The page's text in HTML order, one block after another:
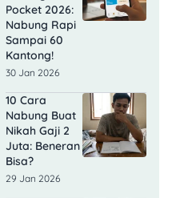
Pocket 2026:
Nabung Rapi
Sampai 60
Kantong!
30 Jan 2026
10 Cara
Nabung Buat
Nikah Gaji 2
Juta: Beneran
Bisa?
29 Jan 2026